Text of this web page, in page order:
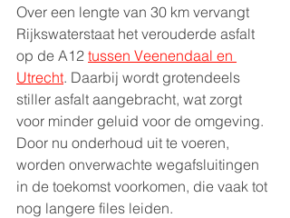
Over een lengte van 30 km vervangt
Rijkswaterstaat het verouderde asfalt
op de A12 tussen Veenendaal en
Utrecht. Daarbij wordt grotendeels
stiller asfalt aangebracht, wat zorgt
voor minder geluid voor de omgeving.
Door nu onderhoud uit te voeren,
worden onverwachte wegafsluitingen
in de toekomst voorkomen, die vaak tot
nog langere files leiden.